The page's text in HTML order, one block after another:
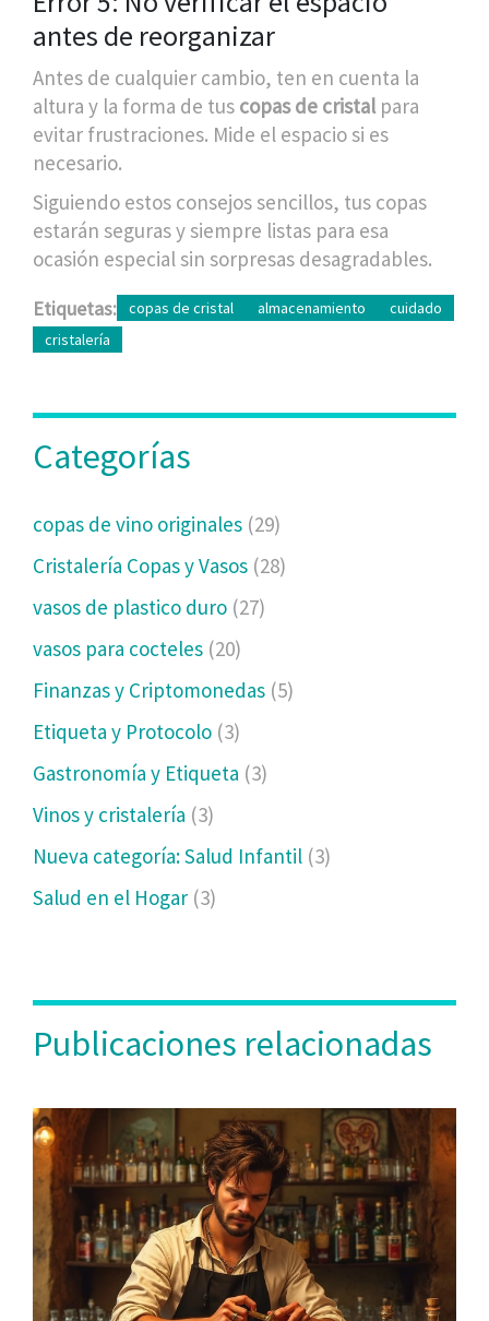
antes de reorganizar
Antes de cualquier cambio, ten en cuenta la
altura y la forma de tus copas de cristal para
evitar frustraciones. Mide el espacio si es
necesario.
Siguiendo estos consejos sencillos, tus copas
estarán seguras y siempre listas para esa
ocasión especial sin sorpresas desagradables.
Etiquetas: copas de cristal almacenamiento
cuidado
cristalería
Categorías
copas de vino originales (29)
Cristalería Copas y Vasos (28)
vasos de plastico duro (27)
vasos para cocteles (20)
Finanzas y Criptomonedas (5)
Etiqueta y Protocolo (3)
Gastronomía y Etiqueta (3)
Vinos y cristalería (3)
Nueva categoría: Salud Infantil (3)
Salud en el Hogar (3)
Publicaciones relacionadas